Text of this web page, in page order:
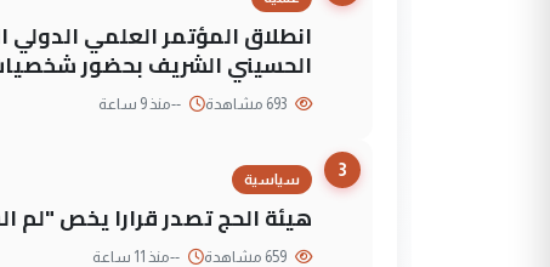
انطلاق المؤتمر العلمي الدولي
الحسيني الشريف بحضور
--منذ 9 ساعة
3
سياسية
هيئة الحج تصدر قرارا يخص "لم
--منذ 11 ساعة